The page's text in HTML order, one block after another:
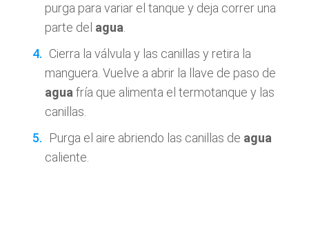
purga para variar el tanque y deja correr una
parte del agua
Cierra la válvula y las canillas y retira la
manguera. Vuelve a abrir la llave de paso de
agua fría que alimenta el termotanque y las
canillas.
Purga el aire abriendo las canillas de agua
caliente.